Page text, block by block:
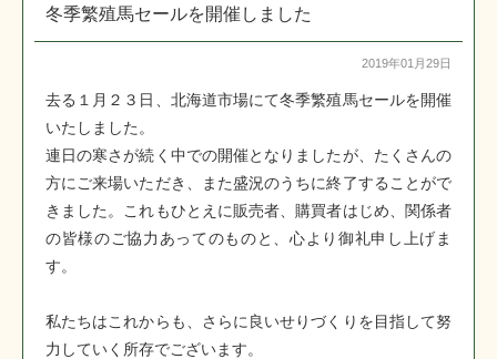
冬季繁殖馬セールを開催しました
2019年01月29日
去る１月２３日、北海道市場にて冬季繁殖馬セールを開催
いたしました。
連日の寒さが続く中での開催となりましたが、たくさんの
方にご来場いただき、また盛況のうちに終了することがで
きました。これもひとえに販売者、購買者はじめ、関係者
の皆様のご協力あってのものと、心より御礼申し上げま
す。
私たちはこれからも、さらに良いせりづくりを目指して努
力していく所存でございます。